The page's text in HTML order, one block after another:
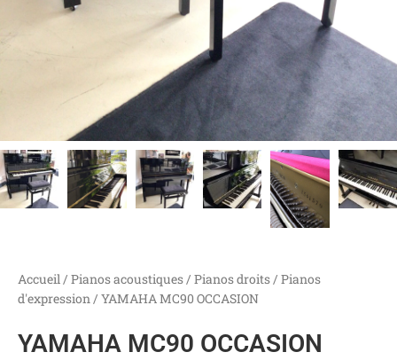
Accueil/ Pianos acoustiques/ Pianos droits/ Pianos
d'expression/ YAMAHA MC90 OCCASION
YAMAHA MC90 OCCASION